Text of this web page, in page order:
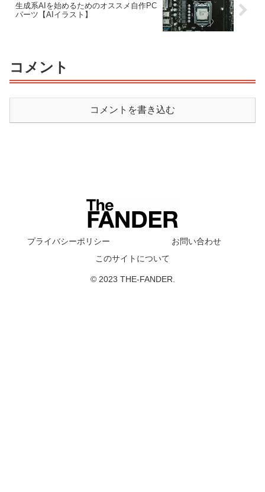
生成系AIを始めるためのオススメ自作PC
パーツ【AIイラスト】
コメント
コメントを書き込む
プライバシーポリシー
お問い合わせ
このサイトについて
© 2023 THE-FANDER.